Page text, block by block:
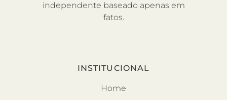
independente baseado apenas em
fatos.
INSTITUCIONAL
Home